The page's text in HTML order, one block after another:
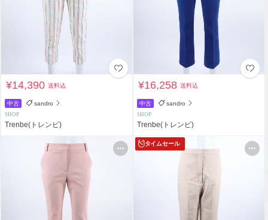
¥14,390送料込
中古 sandro
SHOP
Trenbe(トレンビ)
¥16,258送料込
中古 sandro
SHOP
Trenbe(トレンビ)
タイムセール